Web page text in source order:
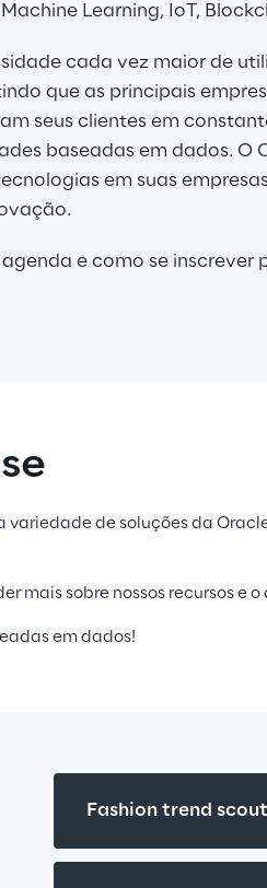
Learning, IoT,
cada vez maior de
que as principais
seus clientes em
baseadas em dados. O
em suas
e como se inscrever
variedade de soluções da
mais sobre nossos recursos e
em dados!
Fashion trend